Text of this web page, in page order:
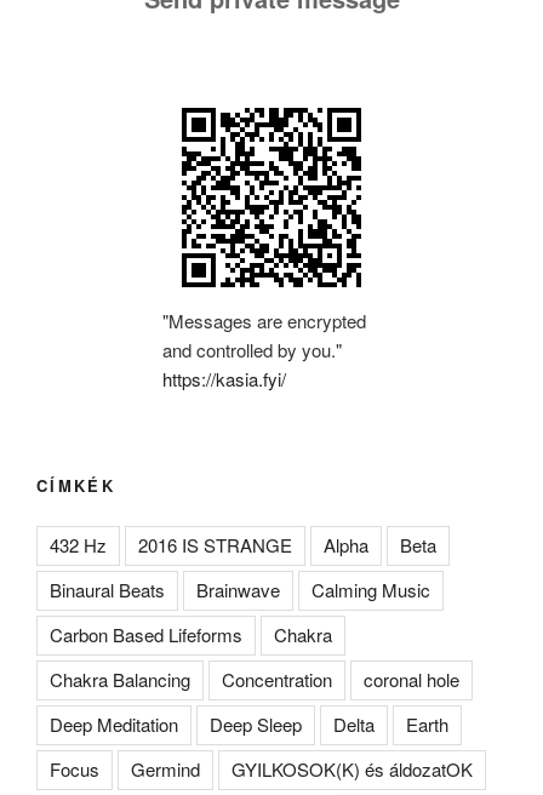
"Messages are encrypted
and controlled by you."
https://kasia.fyi/
CÍMKÉK
432 Hz 2016 IS STRANGE Alpha
Beta
Binaural Beats
Brainwave
Calming Music
Carbon Based Lifeforms
Chakra
Chakra Balancing
Concentration
coronal hole
Deep Meditation
Deep Sleep Delta
Earth
Focus
Germind
GYILKOSOK(K) és áldozatOK